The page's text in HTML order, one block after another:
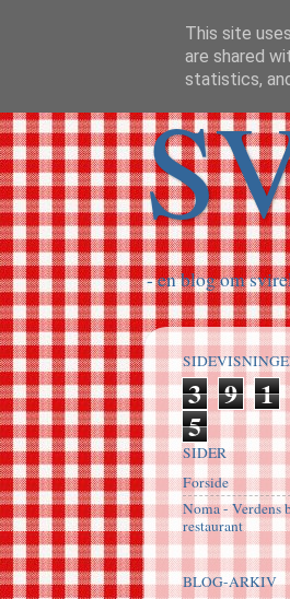
- en blog om
3 9 1
5
SIDER
Forside
Noma - Verdens
restaurant
BLOG-ARKIV
This site
are shared
statistics,